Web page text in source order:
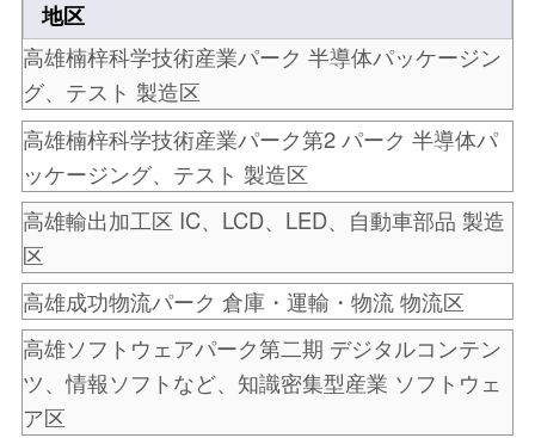
地区
高雄楠梓科学技術産業パーク 半導体パッケージン
グ、テスト 製造区
高雄楠梓科学技術産業パーク第2 パーク 半導体パ
ッケージング、テスト 製造区
高雄輸出加工区 IC、LCD、LED、自動車部品 製造
区
高雄成功物流パーク 倉庫・運輸・物流 物流区
高雄ソフトウェアパーク第二期 デジタルコンテン
ツ、情報ソフトなど、知識密集型産業 ソフトウェ
ア区